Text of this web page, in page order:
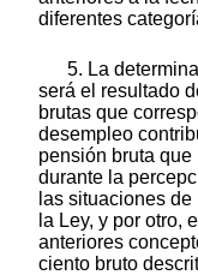
diferentes
5. La
será el resultado
brutas que
desempleo
pensión bruta
durante la
las situaciones
la Ley, y por otro,
anteriores
ciento bruto